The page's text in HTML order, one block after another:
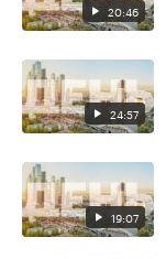
20:46
24:57
19:07